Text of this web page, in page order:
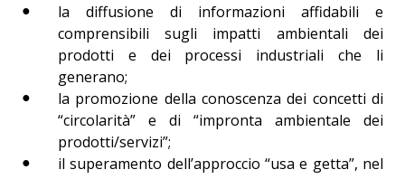
la diffusione di informazioni affidabili e
comprensibili sugli impatti ambientali dei
prodotti e dei processi industriali che li
generano;
la promozione della conoscenza dei concetti di
“circolarità” e di “impronta ambientale dei
prodotti/servizi”;
il superamento dell’approccio “usa e getta”, nel